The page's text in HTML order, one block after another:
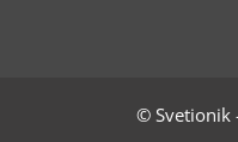
© Svetionik